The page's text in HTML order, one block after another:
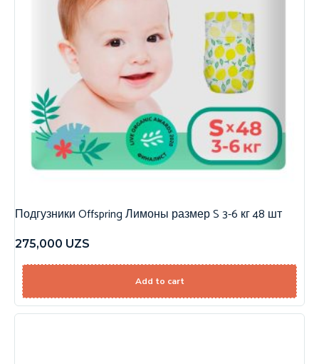
Подгузники Offspring Лимоны размер S 3-6 кг 48 шт
275,000 UZS
Add to cart